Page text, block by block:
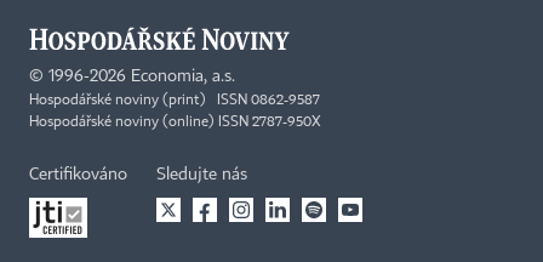
© 1996-2026 Economia, a.s.
Hospodářské noviny (print) ISSN 0862-9587
Hospodářské noviny (online) ISSN 2787-950X
Certifikováno Sledujte nás